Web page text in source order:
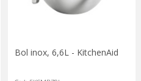
Bol inox, 6,6L - KitchenAid